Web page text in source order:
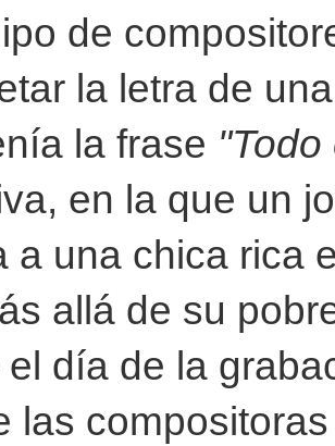
de
la letra de
la frase
en la que un
a una chica rica
allá de su
el día de la
las